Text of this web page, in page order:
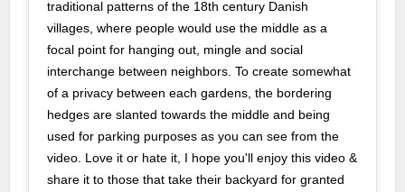
traditional patterns of the 18th century Danish
villages, where people would use the middle as a
focal point for hanging out, mingle and social
interchange between neighbors. To create somewhat
of a privacy between each gardens, the bordering
hedges are slanted towards the middle and being
used for parking purposes as you can see from the
video. Love it or hate it, I hope you'll enjoy this video &
share it to those that take their backyard for granted